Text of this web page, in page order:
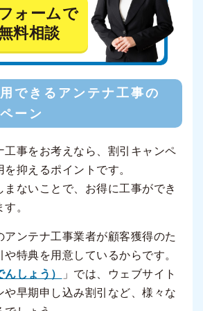
フォームで
料相談
できるアンテナ工事の
ーン
工事をお考えなら、割引キャンペ
抑えるポイントです。
まないことで、お得に工事ができ
。
アンテナ工事業者が顧客獲得のた
特典を用意しているからです。
しょう）
」では、ウェブサイト
や早期申し込み割引など、様々な